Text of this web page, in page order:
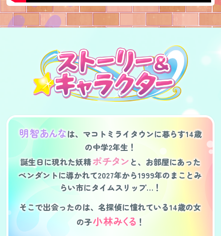
明智あんなは、マコトミライタウンに暮らす14歳
の中学2年生！
誕生日に現れた妖精ポチタン と、お部屋にあった
ペンダントに導かれて2027年から1999年のまことみ
らい市にタイムスリップ…！
そこで出会ったのは、名探偵に憧れている14歳の女
の子小林みくる ！